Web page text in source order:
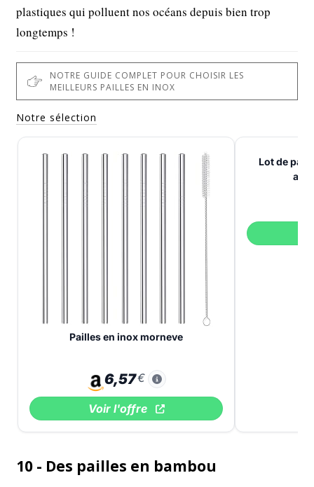
plastiques qui polluent nos océans depuis bien trop
longtemps !
NOTRE GUIDE COMPLET POUR CHOISIR LES
MEILLEURS PAILLES EN INOX
Notre sélection
Pailles en inox morneve
6,57€
Voir l'offre
Lot de
10 - Des pailles en bambou